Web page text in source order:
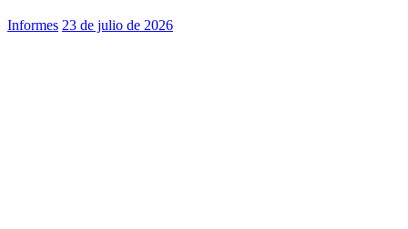
Informes 23 de julio de 2026